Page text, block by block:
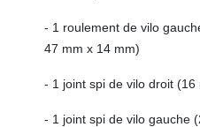
- 1 roulement de vilo
47 mm x 14 mm)
- 1 joint spi de vilo droit
- 1 joint spi de vilo gauche